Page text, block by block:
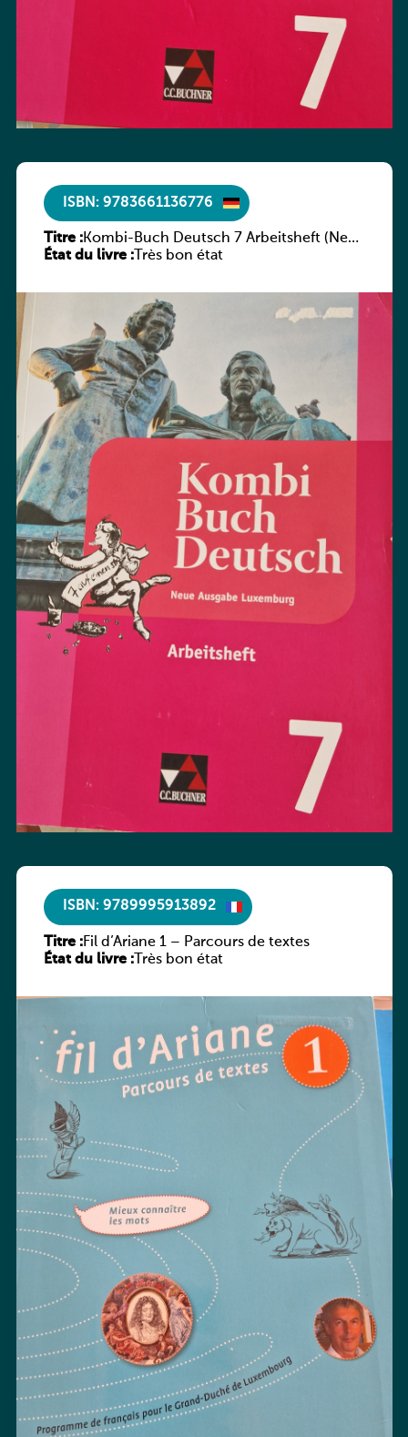
ISBN: 9783661136776
Titre :Kombi-Buch Deutsch 7 Arbeitsheft (Neue
Ausgabe Luxemburg)
État du livre :Très bon état
ISBN: 9789995913892
Titre :Fil d’Ariane 1 – Parcours de textes
État du livre :Très bon état